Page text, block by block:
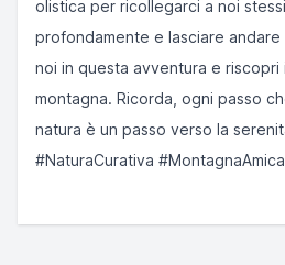
olistica per ricollegarci a noi
profondamente e lasciare andare
noi in questa avventura e
montagna. Ricorda, ogni passo
natura è un passo verso la
#NaturaCurativa #MontagnaAmica